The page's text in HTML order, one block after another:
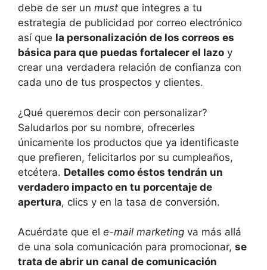
debe de ser un must que integres a tu
estrategia de publicidad por correo electrónico
así que la personalización de los correos es
básica para que puedas fortalecer el lazo y
crear una verdadera relación de confianza con
cada uno de tus prospectos y clientes.
¿Qué queremos decir con personalizar?
Saludarlos por su nombre, ofrecerles
únicamente los productos que ya identificaste
que prefieren, felicitarlos por su cumpleaños,
etcétera. Detalles como éstos tendrán un
verdadero impacto en tu porcentaje de
apertura, clics y en la tasa de conversión.
Acuérdate que el e-mail marketing va más allá
de una sola comunicación para promocionar, se
trata de abrir un canal de comunicación